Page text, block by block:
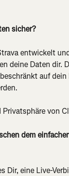
sicher?
entwickelt
deine Daten dir.
auf
von
dem
Dir, eine Live-